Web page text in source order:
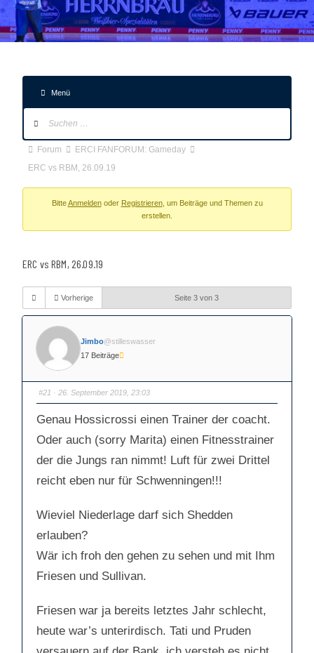
Menü
Navigation
Forum-
Breadcrumbs
-
Forum
ERCI FANFORUM: Gameday
ERC vs RBM, 26.09.19
BitteAnmeldenoder Registrieren, um Beiträge und Themen zu
erstellen.
ERC vs RBM, 26.09.19
Vorherige Seite 3 von 3
Jimbo@stilleswasser
17 Beiträge
#21 · 26. September 2019, 23:03
Genau Hossicrossi einen Trainer der coacht.
Oder auch (sorry Marita) einen Fitnesstrainer
der die Jungs ran nimmt! Luft für zwei Drittel
reicht eben nur für Schwenningen!!!
Wieviel Niederlage darf sich Shedden
erlauben?
Wär ich froh den gehen zu sehen und mit Ihm
Friesen und Sullivan.
Friesen war ja bereits letztes Jahr schlecht,
heute war’s unterirdisch. Tati und Pruden